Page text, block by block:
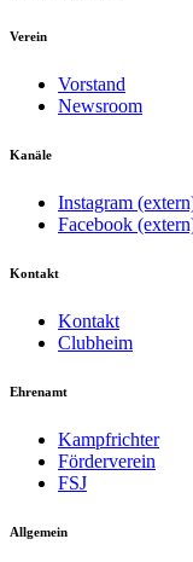
Verein
Vorstand
Newsroom
Kanäle
Instagram
Facebook
Kontakt
Kontakt
Clubheim
Ehrenamt
Kampfrichter
Förderverein
FSJ
Allgemein